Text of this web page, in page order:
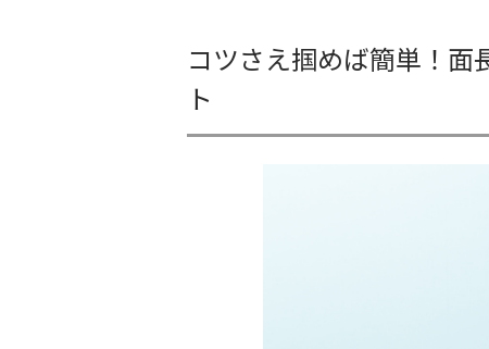
コツさえ掴めば簡単！面
ト